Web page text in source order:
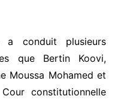
a conduit plusieurs
que Bertin Koovi,
Moussa Mohamed et
constitutionnelle